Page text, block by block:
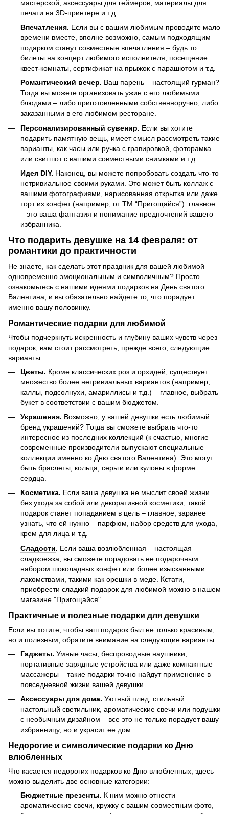
мастерской, аксессуары для геймеров, материалы для
печати на 3D-принтере и т.д.
Впечатления. Если вы с вашим любимым проводите мало
времени вместе, вполне возможно, самым подходящим
подарком станут совместные впечатления – будь то
билеты на концерт любимого исполнителя, посещение
квест-комнаты, сертификат на прыжок с парашютом и т.д.
Романтический вечер. Ваш парень – настоящий гурман?
Тогда вы можете организовать ужин с его любимыми
блюдами – либо приготовленными собственноручно, либо
заказанными в его любимом ресторане.
Персонализированный сувенир. Если вы хотите
подарить памятную вещь, имеет смысл рассмотреть такие
варианты, как часы или ручка с гравировкой, фоторамка
или свитшот с вашими совместными снимками и т.д.
Идея DIY. Наконец, вы можете попробовать создать что-то
нетривиальное своими руками. Это может быть коллаж с
вашими фотографиями, нарисованная открытка или даже
торт из конфет (например, от ТМ “Пригощайся”): главное
– это ваша фантазия и понимание предпочтений вашего
избранника.
Что подарить девушке на 14 февраля: от
романтики до практичности
Не знаете, как сделать этот праздник для вашей любимой
одновременно эмоциональным и символичным? Просто
ознакомьтесь с нашими идеями подарков на День святого
Валентина, и вы обязательно найдете то, что порадует
именно вашу половинку.
Романтические подарки для любимой
Чтобы подчеркнуть искренность и глубину ваших чувств через
подарок, вам стоит рассмотреть, прежде всего, следующие
варианты:
Цветы. Кроме классических роз и орхидей, существует
множество более нетривиальных вариантов (например,
каллы, подсолнухи, амариллисы и т.д.) – главное, выбрать
букет в соответствии с вашим бюджетом.
Украшения. Возможно, у вашей девушки есть любимый
бренд украшений? Тогда вы сможете выбрать что-то
интересное из последних коллекций (к счастью, многие
современные производители выпускают специальные
коллекции именно ко Дню святого Валентина). Это могут
быть браслеты, кольца, серьги или кулоны в форме
сердца.
Косметика. Если ваша девушка не мыслит своей жизни
без ухода за собой или декоративной косметики, такой
подарок станет попаданием в цель – главное, заранее
узнать, что ей нужно – парфюм, набор средств для ухода,
крем для лица и т.д.
Сладости. Если ваша возлюбленная – настоящая
сладкоежка, вы сможете порадовать ее подарочным
набором шоколадных конфет или более изысканными
лакомствами, такими как орешки в меде. Кстати,
приобрести сладкий подарок для любимой можно в нашем
магазине "Пригощайся".
Практичные и полезные подарки для девушки
Если вы хотите, чтобы ваш подарок был не только красивым,
но и полезным, обратите внимание на следующие варианты:
Гаджеты. Умные часы, беспроводные наушники,
портативные зарядные устройства или даже компактные
массажеры – такие подарки точно найдут применение в
повседневной жизни вашей девушки.
Аксессуары для дома. Уютный плед, стильный
настольный светильник, ароматические свечи или подушки
с необычным дизайном – все это не только порадует вашу
избранницу, но и украсит ее дом.
Недорогие и символические подарки ко Дню
влюбленных
Что касается недорогих подарков ко Дню влюбленных, здесь
можно выделить две основные категории:
Бюджетные презенты. К ним можно отнести
ароматические свечи, кружку с вашим совместным фото,